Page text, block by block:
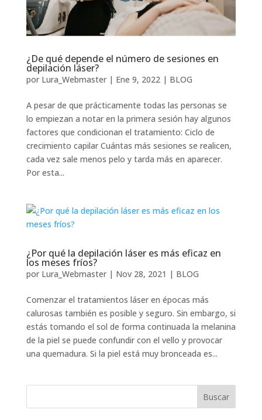
¿De qué depende el número de sesiones en
depilación láser?
por Lura_Webmaster| Ene 9, 2022| BLOG
A pesar de que prácticamente todas las personas se
lo empiezan a notar en la primera sesión hay algunos
factores que condicionan el tratamiento: Ciclo de
crecimiento capilar Cuántas más sesiones se realicen,
cada vez sale menos pelo y tarda más en aparecer.
Por esta...
¿Por qué la depilación láser es más eficaz en
los meses fríos?
por Lura_Webmaster| Nov 28, 2021 | BLOG
Comenzar el tratamientos láser en épocas más
calurosas también es posible y seguro. Sin embargo, si
estás tomando el sol de forma continuada la melanina
de la piel se puede confundir con el vello y provocar
una quemadura. Si la piel está muy bronceada es...